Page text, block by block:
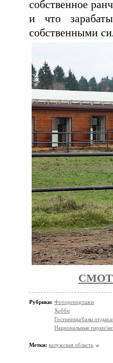
собственное
и что
собственными
Рубрики: Фоторепортажи
Хобби
Гостиницы/базы
Национальные парки/
Метки: калужская область